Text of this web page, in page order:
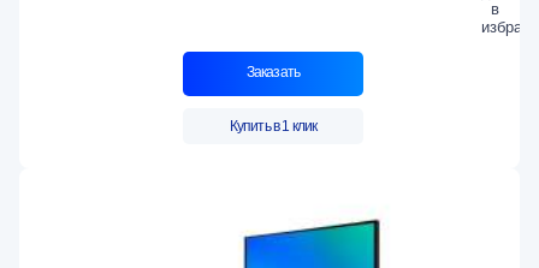
Заказать
Купить в 1 клик